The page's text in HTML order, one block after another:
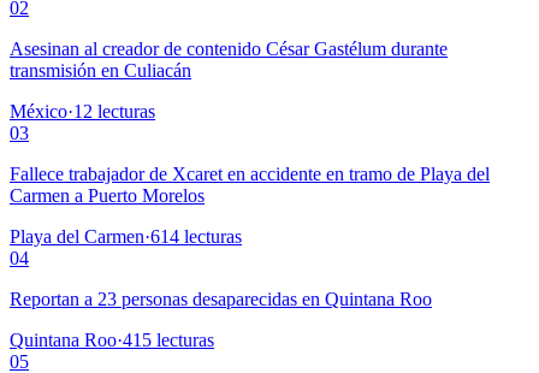
02
Asesinan al creador de contenido César Gastélum durante
transmisión en Culiacán
México·12 lecturas
03
Fallece trabajador de Xcaret en accidente en tramo de Playa del
Carmen a Puerto Morelos
Playa del Carmen·614 lecturas
04
Reportan a 23 personas desaparecidas en Quintana Roo
Quintana Roo·415 lecturas
05